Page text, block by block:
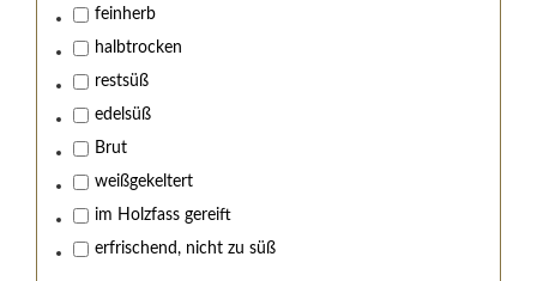
Wir von Kistenmacher &
Hengerer stehen zu
Sind Sie über 18 Jahre alt?
feinherb
halbtrocken
restsüß
edelsüß
Brut
weißgekeltert
im Holzfass gereift
erfrischend, nicht zu süß